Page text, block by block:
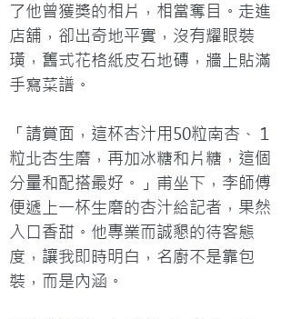
了他曾獲獎的相片，相當奪目。走進
店舖，卻出奇地平實，沒有耀眼裝
璜，舊式花格紙皮石地磚，牆上貼滿
手寫菜譜。
「請賞面，這杯杏汁用50粒南杏、１
粒北杏生磨，再加冰糖和片糖，這個
分量和配搭最好。」甫坐下，李師傅
便遞上一杯生磨的杏汁給記者，果然
入口香甜。他專業而誠懇的待客態
度，讓我即時明白，名廚不是靠包
裝，而是內涵。